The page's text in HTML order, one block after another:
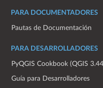
PARA DOCUMENTADORES
Pautas de Documentación
PARA DESARROLLADORES
PyQGIS Cookbook (QGIS
Guía para Desarrolladores